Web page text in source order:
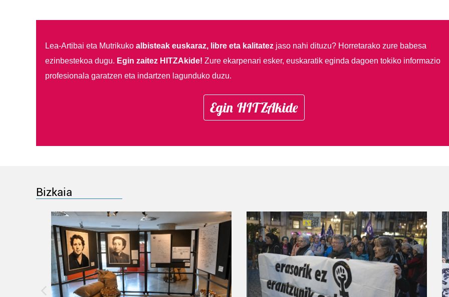
Lea-Artibai eta Mutrikuko albisteak euskaraz, libre eta kalitatezjaso nahi dituzu? Horretarako zure babesa
ezinbestekoa dugu. Egin zaitez HITZAkide! Zure ekarpenari esker, euskaratik eginda dagoen tokiko informazio
profesionala garatzen eta indartzen lagunduko duzu.
Egin HITZAkide
Bizkaia